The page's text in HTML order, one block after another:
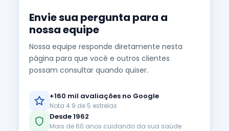
Envie sua pergunta para a
nossa equipe
Nossa equipe responde diretamente nesta
página para que você e outros clientes
possam consultar quando quiser.
+160 mil avaliações no Google
Nota 4.9 de 5 estrelas
Desde 1962
Mais de 60 anos cuidando da sua saúde